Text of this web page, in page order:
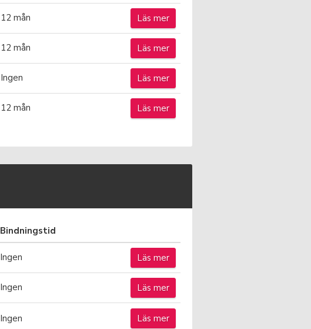
12 mån Läs mer
12 mån Läs mer
Ingen Läs mer
12 mån Läs mer
Bindningstid
Ingen Läs mer
Ingen Läs mer
Ingen Läs mer